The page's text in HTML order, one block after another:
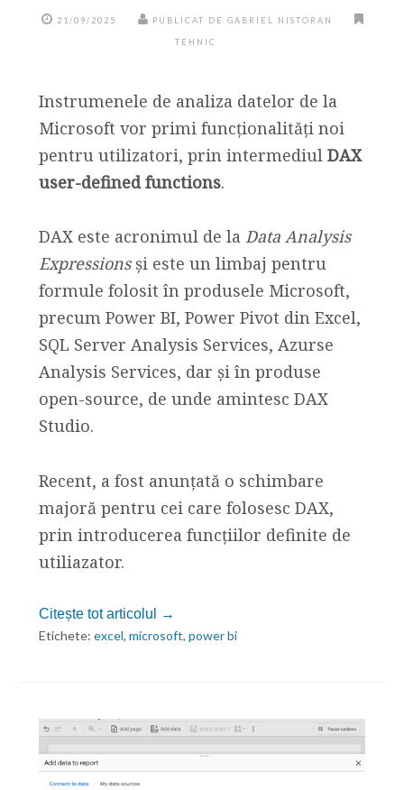
21/09/2025 PUBLICAT DE GABRIEL NISTORAN
TEHNIC
Instrumenele de analiza datelor de la
Microsoft vor primi funcționalități noi
pentru utilizatori, prin intermediul DAX
user-defined functions.
DAX este acronimul de la Data Analysis
Expressionsși este un limbaj pentru
formule folosit în produsele Microsoft,
precum Power BI, Power Pivot din Excel,
SQL Server Analysis Services, Azurse
Analysis Services, dar și în produse
open-source, de unde amintesc DAX
Studio.
Recent, a fost anunțată o schimbare
majoră pentru cei care folosesc DAX,
prin introducerea funcțiilor definite de
utiliazator.
Citește tot articolul →
Etichete: excel, microsoft, power bi